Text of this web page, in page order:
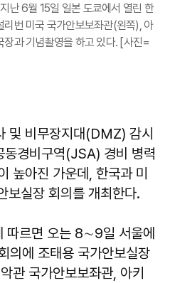
난 6월 15일 일본 도쿄에서 열린 한
번 미국 국가안보보좌관(왼쪽), 아
장과 기념촬영을 하고 있다. [사진=
및 비무장지대(DMZ) 감시
경비구역(JSA) 경비 병력
높아진 가운데, 한국과 미
실장 회의를 개최한다.
따르면 오는 8∼9일 서울에
의에 조태용 국가안보실장
관 국가안보보좌관, 아키